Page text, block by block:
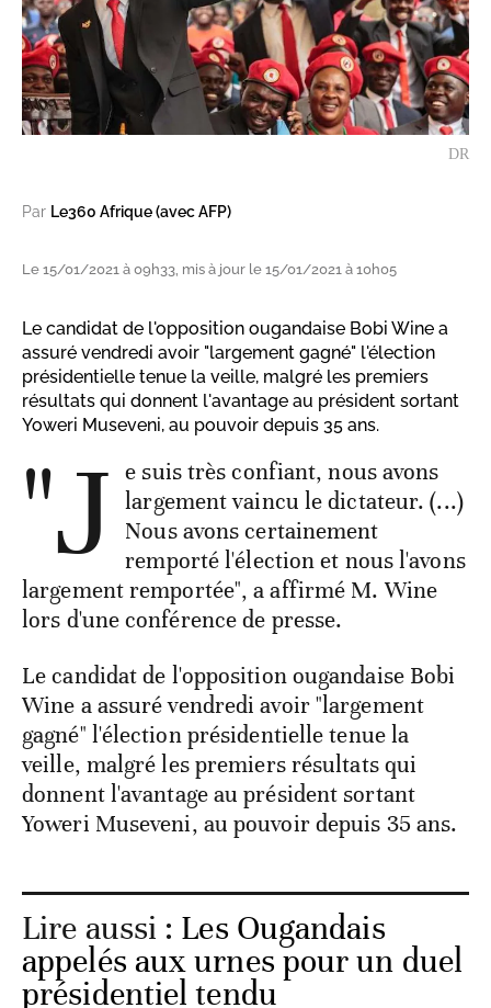
DR
Par Le360 Afrique (avec AFP)
Le 15/01/2021 à 09h33, mis à jour le 15/01/2021 à 10h05
Le candidat de l'opposition ougandaise Bobi Wine a
assuré vendredi avoir "largement gagné" l'élection
présidentielle tenue la veille, malgré les premiers
résultats qui donnent l'avantage au président sortant
Yoweri Museveni, au pouvoir depuis 35 ans.
"J e suis très confiant, nous avons
largement vaincu le dictateur. (...)
Nous avons certainement
remporté l'élection et nous l'avons
largement remportée", a affirmé M. Wine
lors d'une conférence de presse.
Le candidat de l'opposition ougandaise Bobi
Wine a assuré vendredi avoir "largement
gagné" l'élection présidentielle tenue la
veille, malgré les premiers résultats qui
donnent l'avantage au président sortant
Yoweri Museveni, au pouvoir depuis 35 ans.
Lire aussi : Les Ougandais
appelés aux urnes pour un duel
présidentiel tendu